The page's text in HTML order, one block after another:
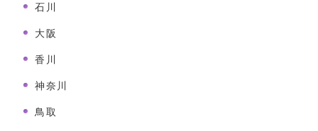
石川
大阪
香川
神奈川
鳥取